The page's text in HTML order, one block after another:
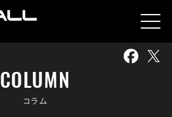
COLUMN
コラム